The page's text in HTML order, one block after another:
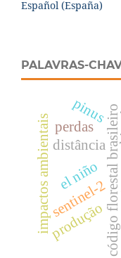
Español (España)
PALAVRAS-
código florestal brasileiro
sentinel-2
impactos ambientais el niño
distância
produção
perdas
pinus